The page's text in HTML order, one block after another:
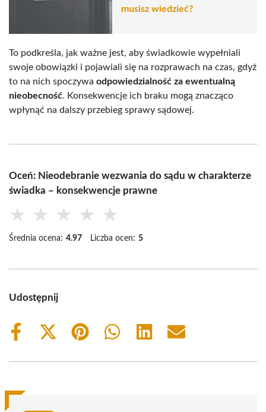
musisz wiedzieć?
To podkreśla, jak ważne jest, aby świadkowie wypełniali
swoje obowiązki i pojawiali się na rozprawach na czas, gdyż
to na nich spoczywa odpowiedzialność za ewentualną
nieobecność. Konsekwencje ich braku mogą znacząco
wpłynąć na dalszy przebieg sprawy sądowej.
Oceń: Nieodebranie wezwania do sądu w charakterze
świadka – konsekwencje prawne
★ ★ ★ ★ ★
Średnia ocena: 4.97 Liczba ocen: 5
Udostępnij
Share
Share
(Twitter)
Share
Share
Share
Share